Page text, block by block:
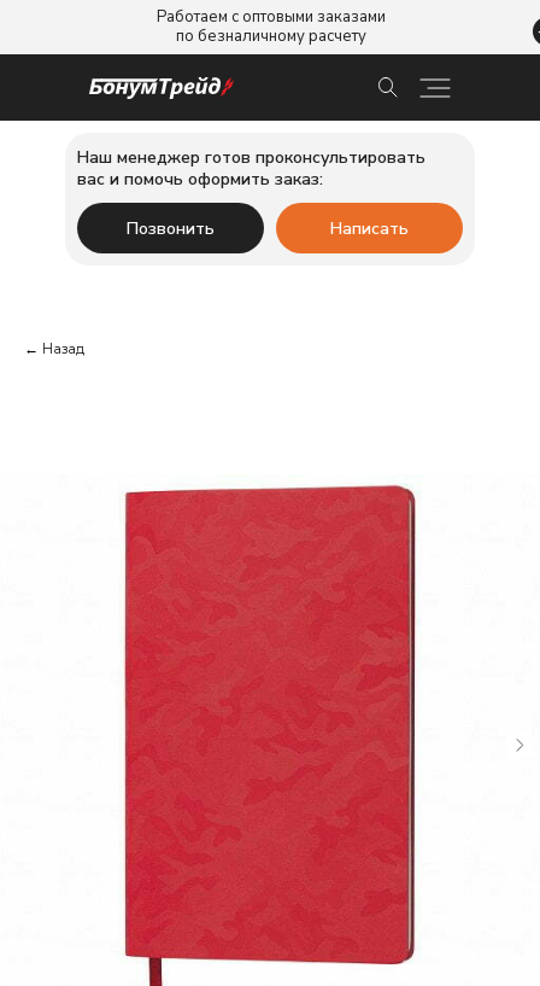
Работаем с оптовыми заказами
по безналичному расчету
Позвонить
Наш менеджер готов проконсультировать
вас и помочь оформить заказ:
Написать
← Назад